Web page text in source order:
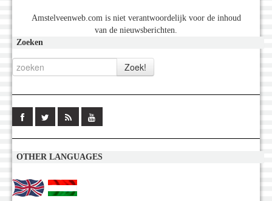
Amstelveenweb.com is niet verantwoordelijk voor de inhoud
van de nieuwsberichten.
Zoeken
OTHER LANGUAGES